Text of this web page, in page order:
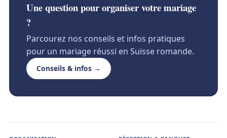
Une question pour organiser votre mariage
?
Parcourez nos conseils et infos pratiques
pour un mariage réussi en Suisse romande.
Conseils & infos →